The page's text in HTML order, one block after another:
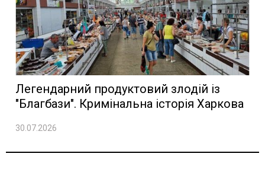
Легендарний продуктовий злодій із
"Благбази". Кримінальна історія Харкова
30.07.2026